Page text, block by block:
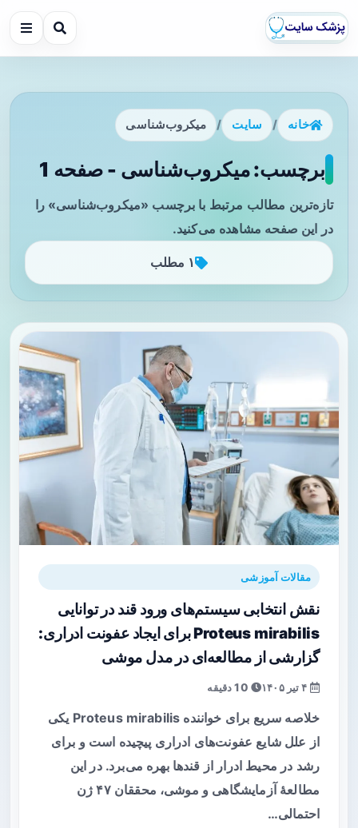
خانه / سایت / میکروب‌شناسی
برچسب: میکروب‌شناسی - صفحه 1
تازه‌ترین مطالب مرتبط با برچسب «میکروب‌شناسی» را
در این صفحه مشاهده می‌کنید.
۱ مطلب
مقالات آموزشی
نقش انتخابی سیستم‌های ورود قند در توانایی
Proteus mirabilis برای ایجاد عفونت ادراری:
گزارشی از مطالعه‌ای در مدل موشی
خلاصه سریع برای خواننده Proteus mirabilis یکی
از علل شایع عفونت‌های ادراری پیچیده است و برای
رشد در محیط ادرار از قندها بهره می‌برد. در این
مطالعهٔ آزمایشگاهی و موشی، محققان ۴۷ ژن
احتمالی…